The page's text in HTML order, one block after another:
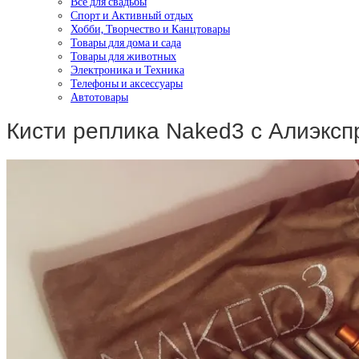
Спорт и Активный отдых
Хобби, Творчество и Канцтовары
Товары для дома и сада
Товары для животных
Электроника и Техника
Телефоны и аксессуары
Автотовары
Кисти реплика Naked3 с